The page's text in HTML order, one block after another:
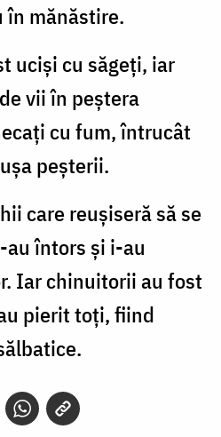
în mănăstire.
uciși cu săgeți, iar
vii în peștera
cu fum, întrucât
peșterii.
care reușiseră să se
întors și i-au
Iar chinuitorii au fost
pierit toți, fiind